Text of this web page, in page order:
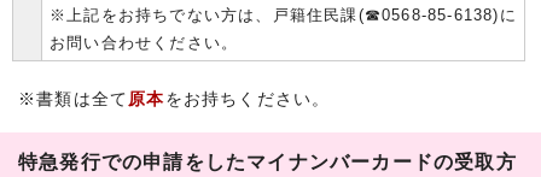
※上記をお持ちでない方は、戸籍住民課(☎0568-85-6138)に
お問い合わせください。
※書類は全て 原本をお持ちください。
特急発行での申請をしたマイナンバーカードの受取方